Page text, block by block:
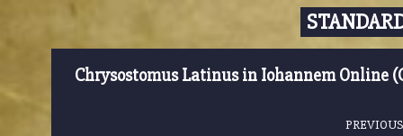
Chrysostomus Latinus in Iohannem Online